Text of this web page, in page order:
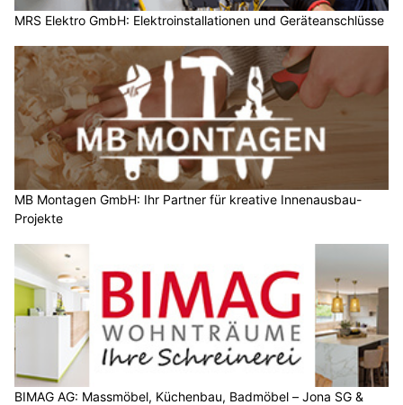
MRS Elektro GmbH: Elektroinstallationen und Geräteanschlüsse
MB Montagen GmbH: Ihr Partner für kreative Innenausbau-
Projekte
BIMAG AG: Massmöbel, Küchenbau, Badmöbel – Jona SG &